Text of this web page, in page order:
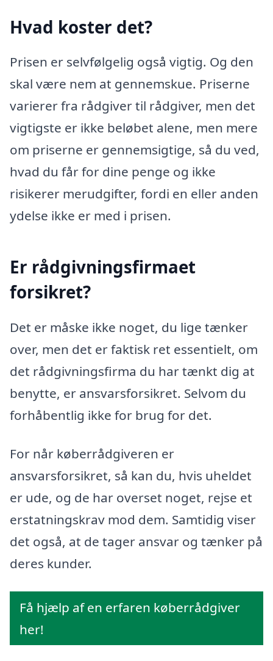
Hvad koster det?
Prisen er selvfølgelig også vigtig. Og den
skal være nem at gennemskue. Priserne
varierer fra rådgiver til rådgiver, men det
vigtigste er ikke beløbet alene, men mere
om priserne er gennemsigtige, så du ved,
hvad du får for dine penge og ikke
risikerer merudgifter, fordi en eller anden
ydelse ikke er med i prisen.
Er rådgivningsfirmaet
forsikret?
Det er måske ikke noget, du lige tænker
over, men det er faktisk ret essentielt, om
det rådgivningsfirma du har tænkt dig at
benytte, er ansvarsforsikret. Selvom du
forhåbentlig ikke for brug for det.
For når køberrådgiveren er
ansvarsforsikret, så kan du, hvis uheldet
er ude, og de har overset noget, rejse et
erstatningskrav mod dem. Samtidig viser
det også, at de tager ansvar og tænker på
deres kunder.
Få hjælp af en erfaren køberrådgiver
her!